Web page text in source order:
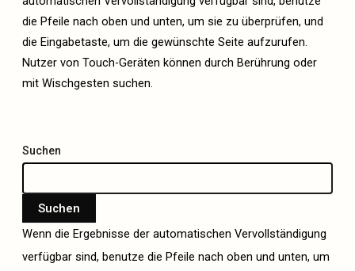
die Pfeile nach oben und unten, um sie zu überprüfen, und
die Eingabetaste, um die gewünschte Seite aufzurufen.
Nutzer von Touch-Geräten können durch Berührung oder
mit Wischgesten suchen.
Suchen
Suchen
Wenn die Ergebnisse der automatischen Vervollständigung
verfügbar sind, benutze die Pfeile nach oben und unten, um